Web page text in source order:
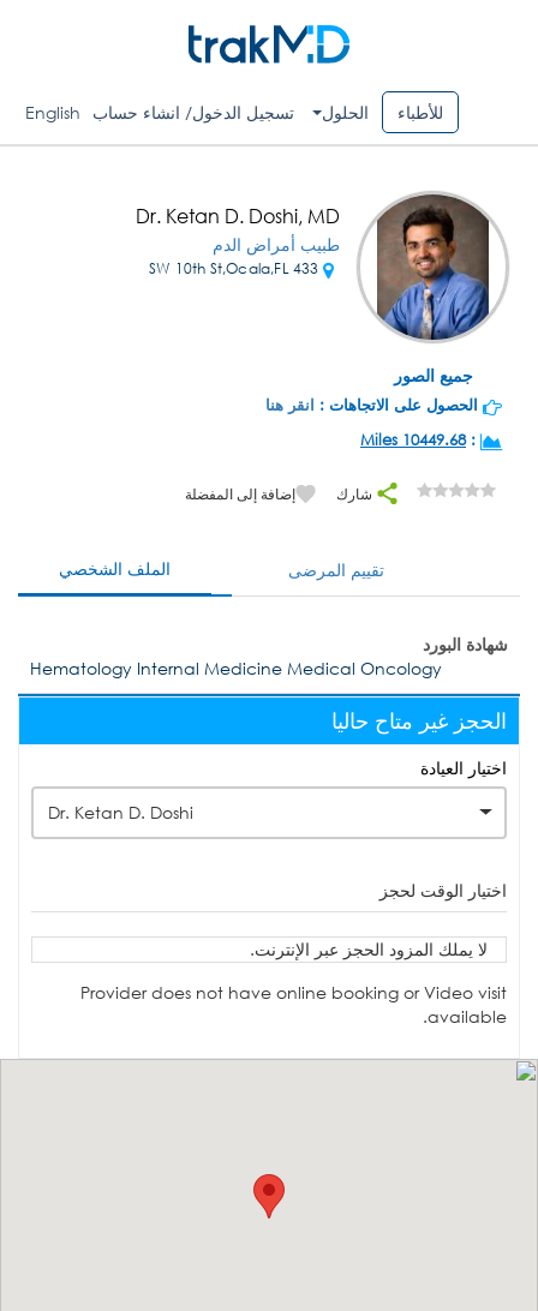
للأطباء الحلول تسجيل الدخول/ انشاء حساب English
جميع الصور
Dr. Ketan D. Doshi, MD
طبيب أمراض الدم
الحصول على الاتجاهات : انقر هنا
:
10449.68 Miles
شارك إضافة إلى المفضلة
الملف الشخصي تقييم المرضى
شهادة البورد
Hematology Internal Medicine Medical Oncology
الحجز غير متاح حاليا
اختيار العيادة
Dr. Ketan D. Doshi
اختيار الوقت لحجز
لا يملك المزود الحجز عبر الإنترنت.
Provider does not have online booking or Video visit
available.